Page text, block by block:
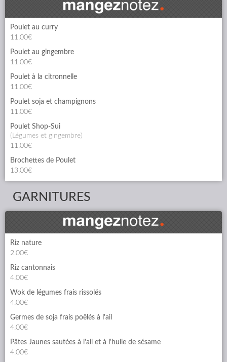
Poulet au curry
11.00€
Poulet au gingembre
11.00€
Poulet à la citronnelle
11.00€
Poulet soja et champignons
11.00€
Poulet Shop-Sui
(légumes et gingembre)
11.00€
Brochettes de Poulet
13.00€
GARNITURES
Riz nature
2.00€
Riz cantonnais
4.00€
Wok de légumes frais rissolés
4.00€
Germes de soja frais poêlés à l'ail
4.00€
Pâtes Jaunes sautées à l'ail et à l'huile de sésame
4.00€